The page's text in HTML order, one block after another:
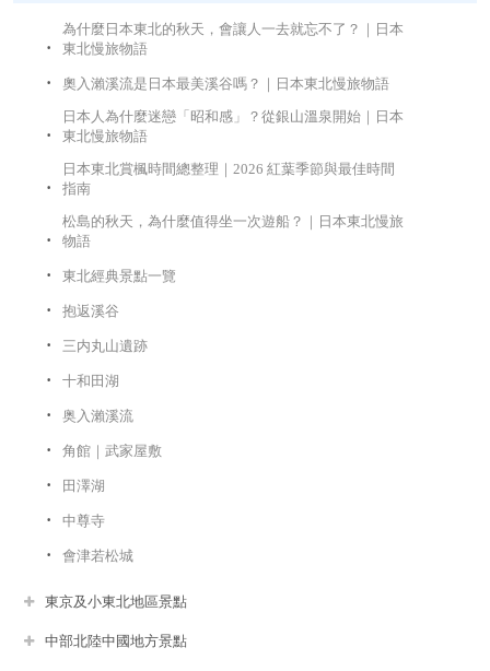
為什麼日本東北的秋天，會讓人一去就忘不了？｜日本
東北慢旅物語
奧入瀨溪流是日本最美溪谷嗎？｜日本東北慢旅物語
日本人為什麼迷戀「昭和感」？從銀山溫泉開始｜日本
東北慢旅物語
日本東北賞楓時間總整理｜2026 紅葉季節與最佳時間
指南
松島的秋天，為什麼值得坐一次遊船？｜日本東北慢旅
物語
東北經典景點一覽
抱返溪谷
三内丸山遺跡
十和田湖
奥入瀨溪流
角館｜武家屋敷
田澤湖
中尊寺
會津若松城
東京及小東北地區景點
中部北陸中國地方景點